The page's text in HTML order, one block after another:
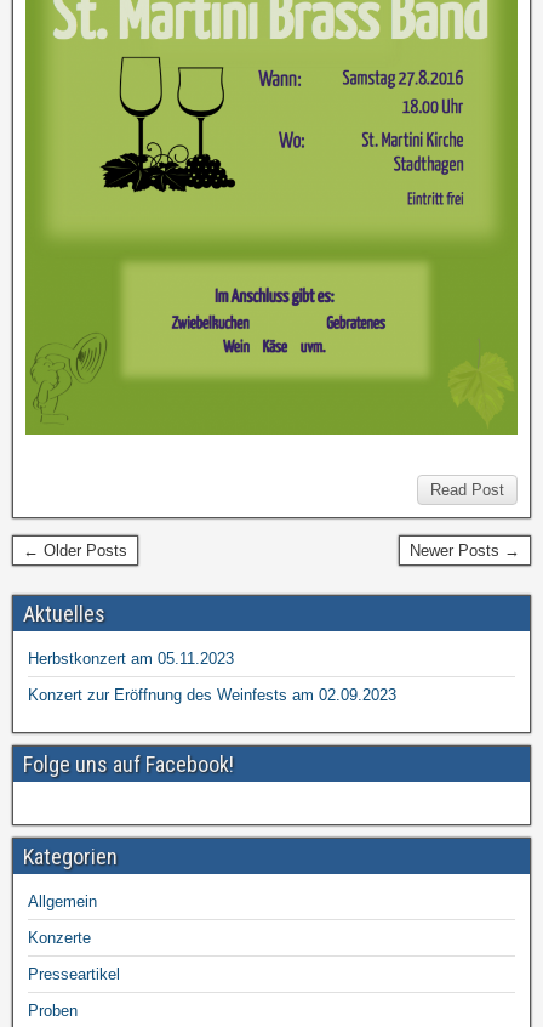
Read Post
← Older Posts Newer Posts →
Aktuelles
Herbstkonzert am 05.11.2023
Konzert zur Eröffnung des Weinfests am 02.09.2023
Folge uns auf Facebook!
Kategorien
Allgemein
Konzerte
Presseartikel
Proben